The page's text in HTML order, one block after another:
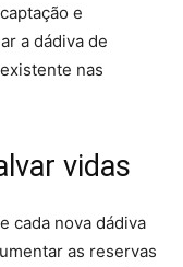
e
a dádiva de
nas
vidas
cada nova dádiva
as reservas